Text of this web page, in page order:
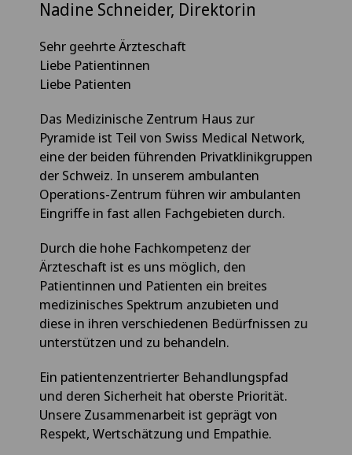
Nadine Schneider, Direktorin
Sehr geehrte Ärzteschaft
Liebe Patientinnen
Liebe Patienten
Das Medizinische Zentrum Haus zur
Pyramide ist Teil von Swiss Medical Network,
eine der beiden führenden Privatklinikgruppen
der Schweiz. In unserem ambulanten
Operations-Zentrum führen wir ambulanten
Eingriffe in fast allen Fachgebieten durch.
Durch die hohe Fachkompetenz der
Ärzteschaft ist es uns möglich, den
Patientinnen und Patienten ein breites
medizinisches Spektrum anzubieten und
diese in ihren verschiedenen Bedürfnissen zu
unterstützen und zu behandeln.
Ein patientenzentrierter Behandlungspfad
und deren Sicherheit hat oberste Priorität.
Unsere Zusammenarbeit ist geprägt von
Respekt, Wertschätzung und Empathie.